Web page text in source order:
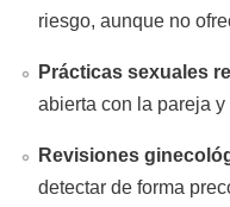
riesgo, aunque no
Prácticas sexuales
abierta con la pareja
Revisiones
detectar de forma